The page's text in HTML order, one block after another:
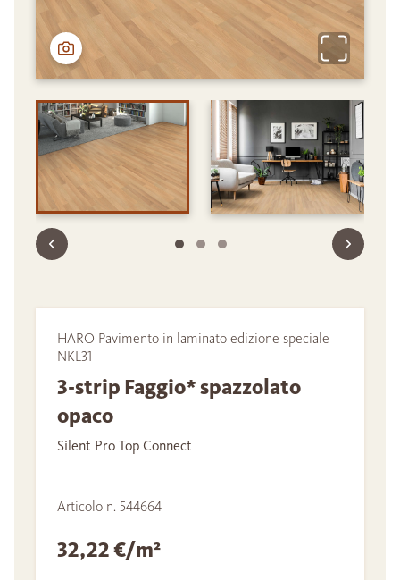
HARO Pavimento in laminato edizione speciale
NKL31
3-strip Faggio* spazzolato
opaco
Silent Pro Top Connect
Articolo n. 544664
32,22 €/m²